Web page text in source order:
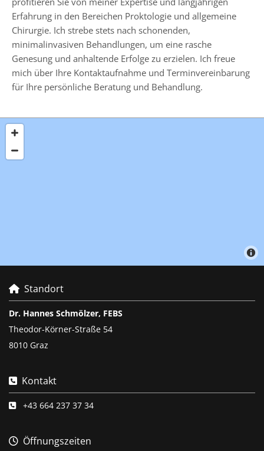
Erfahrung in den Bereichen Proktologie und allgemeine
Chirurgie. Ich strebe stets nach schonenden,
minimalinvasiven Behandlungen, um eine rasche
Genesung und anhaltende Erfolge zu erzielen. Ich freue
mich über Ihre Kontaktaufnahme und Terminvereinbarung
für Ihre persönliche Beratung und Behandlung.
 Standort
Dr. Hannes Schmölzer, FEBS
Theodor-Körner-Straße 54
8010 Graz
 Kontakt
 +43 664 237 37 34
 Öffnungszeiten